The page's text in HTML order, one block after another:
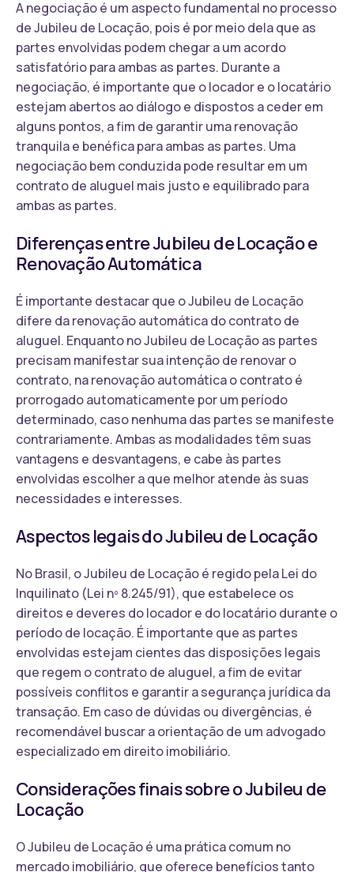
A negociação é um aspecto fundamental no processo
de Jubileu de Locação, pois é por meio dela que as
partes envolvidas podem chegar a um acordo
satisfatório para ambas as partes. Durante a
negociação, é importante que o locador e o locatário
estejam abertos ao diálogo e dispostos a ceder em
alguns pontos, a fim de garantir uma renovação
tranquila e benéfica para ambas as partes. Uma
negociação bem conduzida pode resultar em um
contrato de aluguel mais justo e equilibrado para
ambas as partes.
Diferenças entre Jubileu de Locação e
Renovação Automática
É importante destacar que o Jubileu de Locação
difere da renovação automática do contrato de
aluguel. Enquanto no Jubileu de Locação as partes
precisam manifestar sua intenção de renovar o
contrato, na renovação automática o contrato é
prorrogado automaticamente por um período
determinado, caso nenhuma das partes se manifeste
contrariamente. Ambas as modalidades têm suas
vantagens e desvantagens, e cabe às partes
envolvidas escolher a que melhor atende às suas
necessidades e interesses.
Aspectos legais do Jubileu de Locação
No Brasil, o Jubileu de Locação é regido pela Lei do
Inquilinato (Lei nº 8.245/91), que estabelece os
direitos e deveres do locador e do locatário durante o
período de locação. É importante que as partes
envolvidas estejam cientes das disposições legais
que regem o contrato de aluguel, a fim de evitar
possíveis conflitos e garantir a segurança jurídica da
transação. Em caso de dúvidas ou divergências, é
recomendável buscar a orientação de um advogado
especializado em direito imobiliário.
Considerações finais sobre o Jubileu de
Locação
O Jubileu de Locação é uma prática comum no
mercado imobiliário, que oferece benefícios tanto